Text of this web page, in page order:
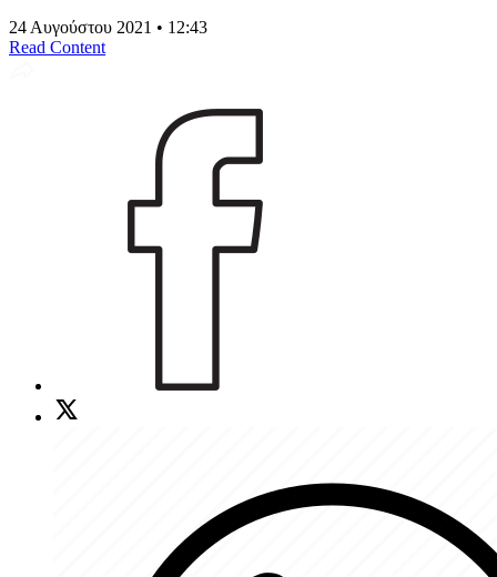
24 Αυγούστου 2021 • 12:43
Read Content